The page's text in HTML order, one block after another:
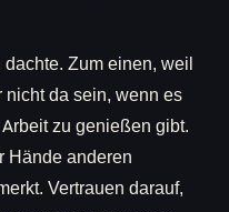
Zum einen, weil
da sein, wenn es
zu genießen gibt.
Hände anderen
Vertrauen darauf,